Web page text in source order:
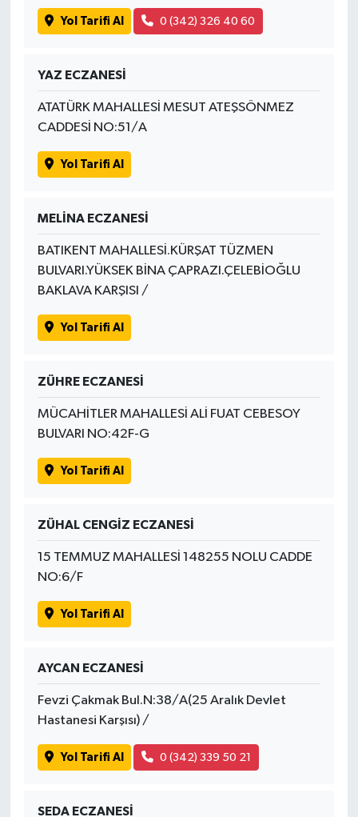
Yol Tarifi Al 0 (342) 326 40 60
YAZ ECZANESİ
ATATÜRK MAHALLESİ MESUT ATEŞSÖNMEZ
CADDESİ NO:51/A
Yol Tarifi Al
MELİNA ECZANESİ
BATIKENT MAHALLESİ.KÜRŞAT TÜZMEN
BULVARI.YÜKSEK BİNA ÇAPRAZI.ÇELEBİOĞLU
BAKLAVA KARŞISI /
Yol Tarifi Al
ZÜHRE ECZANESİ
MÜCAHİTLER MAHALLESİ ALİ FUAT CEBESOY
BULVARI NO:42F-G
Yol Tarifi Al
ZÜHAL CENGİZ ECZANESİ
15 TEMMUZ MAHALLESİ 148255 NOLU CADDE
NO:6/F
Yol Tarifi Al
AYCAN ECZANESİ
Fevzi Çakmak Bul.N:38/A(25 Aralık Devlet
Hastanesi Karşısı) /
Yol Tarifi Al 0 (342) 339 50 21
SEDA ECZANESİ